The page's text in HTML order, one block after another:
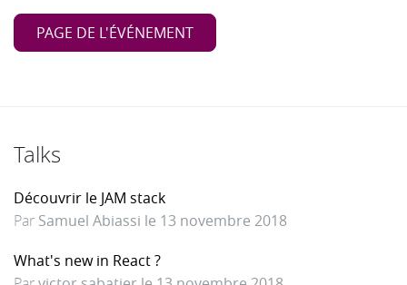
PAGE DE L'ÉVÉNEMENT
Talks
Découvrir le JAM stack
Par Samuel Abiassi le 13 novembre 2018
What's new in React ?